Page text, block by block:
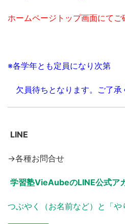
ホームページトップ画面にてご
※各学年とも定員になり次第
欠員待ちとなります。ご了承
LINE
→各種お問合せ
学習塾VieAubeのLINE公式ア
つぶやく（お名前など）と「や